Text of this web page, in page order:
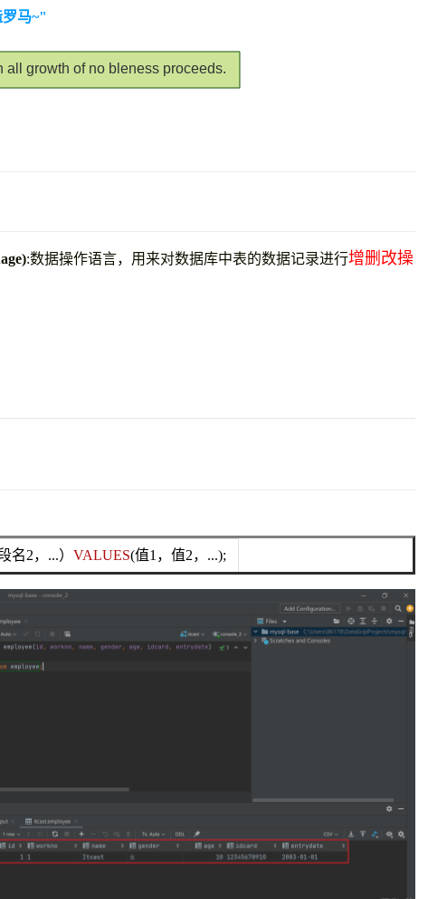
马~"
all growth of no bleness proceeds.
:数据操作语言，用来对数据库中表的数据记录进行增删改操
名2，...）VALUES(值1，值2，...);